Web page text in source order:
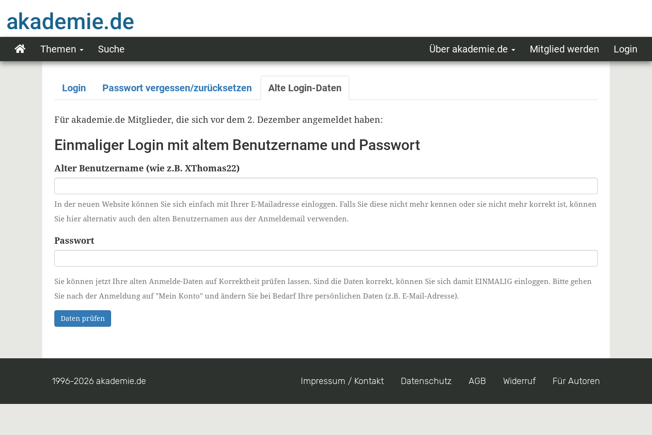
zum
Inhalt
Main
Themen Suche
User
Über akademie.de Mitglied werden Login
Primäre
Login Passwort vergessen/zurücksetzen Alte Login-Daten
Für akademie.de Mitglieder, die sich vor dem 2. Dezember angemeldet haben:
Einmaliger Login mit altem Benutzername und Passwort
Alter Benutzername (wie z.B. XThomas22)
In der neuen Website können Sie sich einfach mit Ihrer E-Mailadresse einloggen. Falls Sie diese nicht mehr kennen oder sie nicht mehr korrekt ist, können
Sie hier alternativ auch den alten Benutzernamen aus der Anmeldemail verwenden.
Passwort
Sie können jetzt Ihre alten Anmelde-Daten auf Korrektheit prüfen lassen. Sind die Daten korrekt, können Sie sich damit EINMALIG einloggen. Bitte gehen
Sie nach der Anmeldung auf "Mein Konto" und ändern Sie bei Bedarf Ihre persönlichen Daten (z.B. E-Mail-Adresse).
Daten prüfen
Footer
menu
Impressum / Kontakt Datenschutz AGB Widerruf Für Autoren
1996-2026 akademie.de